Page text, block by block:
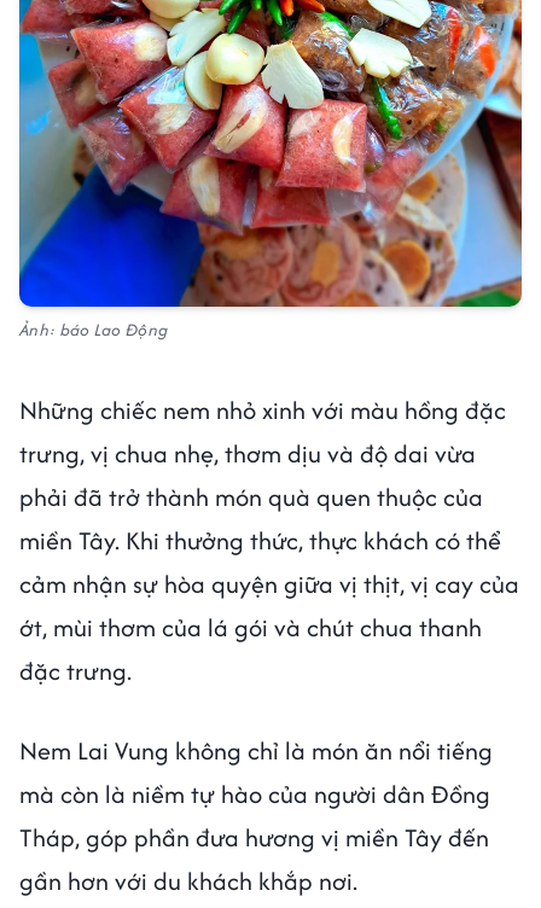
Ảnh: báo Lao Động
Những chiếc nem nhỏ xinh với màu hồng đặc
trưng, vị chua nhẹ, thơm dịu và độ dai vừa
phải đã trở thành món quà quen thuộc của
miền Tây. Khi thưởng thức, thực khách có thể
cảm nhận sự hòa quyện giữa vị thịt, vị cay của
ớt, mùi thơm của lá gói và chút chua thanh
đặc trưng.
Nem Lai Vung không chỉ là món ăn nổi tiếng
mà còn là niềm tự hào của người dân Đồng
Tháp, góp phần đưa hương vị miền Tây đến
gần hơn với du khách khắp nơi.